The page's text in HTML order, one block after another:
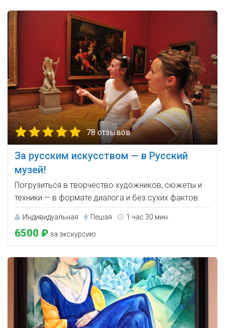
78 отзывов
За русским искусством — в Русский
музей!
Погрузиться в творчество художников, сюжеты и
техники — в формате диалога и без сухих фактов.
Индивидуальная Пешая 1 час 30 мин.
6500 ₽ за экскурсию